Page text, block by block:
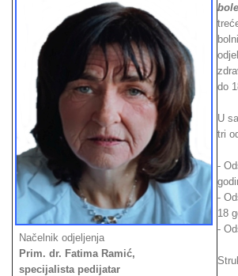
Načelnik odjeljenja
Prim. dr. Fatima Ramić,
specijalista pedijatar
do
U
tri
-
-
18
-